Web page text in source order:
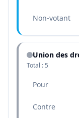
Non-votant
Union des
Total : 5
Pour
Contre